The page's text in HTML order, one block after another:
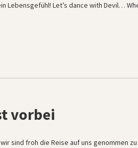
Lebensgefühl! Let’s dance with Devil…
vorbei
sind froh die Reise auf uns genommen zu